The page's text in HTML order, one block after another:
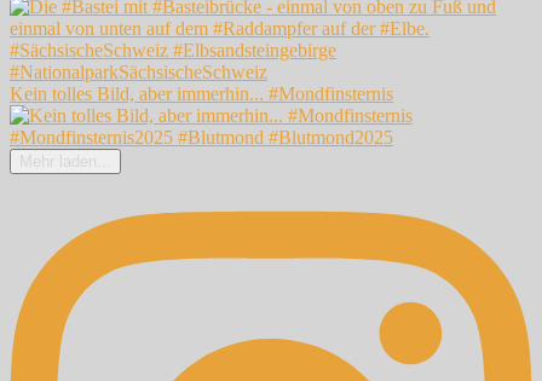
Kein tolles Bild, aber immerhin... #Mondfinsternis
Mehr laden...